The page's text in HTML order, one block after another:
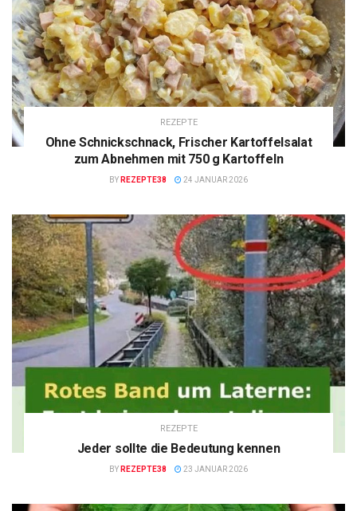
REZEPTE
Ohne Schnickschnack, Frischer Kartoffelsalat
zum Abnehmen mit 750 g Kartoffeln
BY REZEPTE38 24 JANUAR 2026
REZEPTE
Jeder sollte die Bedeutung kennen
BY REZEPTE38 23 JANUAR 2026